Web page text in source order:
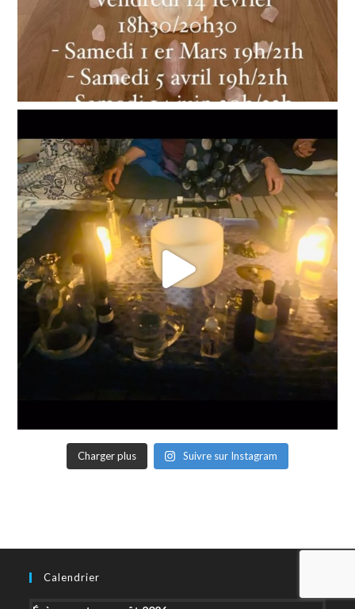
Charger plus Suivre sur Instagram
Calendrier